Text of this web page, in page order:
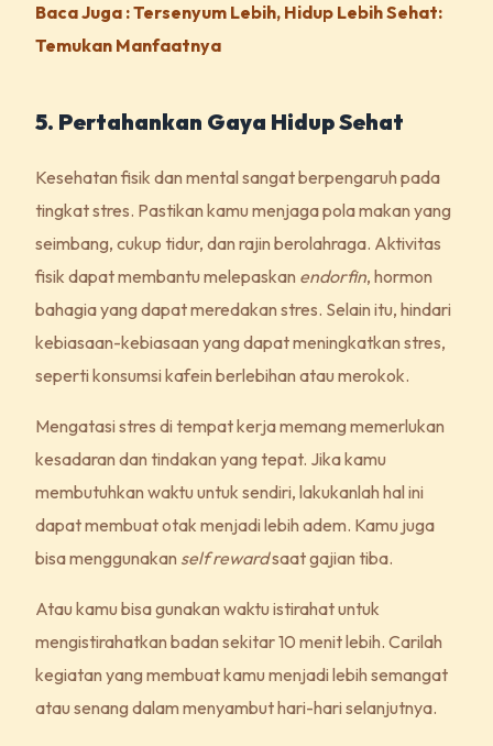
Baca Juga : Tersenyum Lebih, Hidup Lebih Sehat:
Temukan Manfaatnya
5. Pertahankan Gaya Hidup Sehat
Kesehatan fisik dan mental sangat berpengaruh pada
tingkat stres. Pastikan kamu menjaga pola makan yang
seimbang, cukup tidur, dan rajin berolahraga. Aktivitas
fisik dapat membantu melepaskan endorfin, hormon
bahagia yang dapat meredakan stres. Selain itu, hindari
kebiasaan-kebiasaan yang dapat meningkatkan stres,
seperti konsumsi kafein berlebihan atau merokok.
Mengatasi stres di tempat kerja memang memerlukan
kesadaran dan tindakan yang tepat. Jika kamu
membutuhkan waktu untuk sendiri, lakukanlah hal ini
dapat membuat otak menjadi lebih adem. Kamu juga
bisa menggunakan self rewardsaat gajian tiba.
Atau kamu bisa gunakan waktu istirahat untuk
mengistirahatkan badan sekitar 10 menit lebih. Carilah
kegiatan yang membuat kamu menjadi lebih semangat
atau senang dalam menyambut hari-hari selanjutnya.